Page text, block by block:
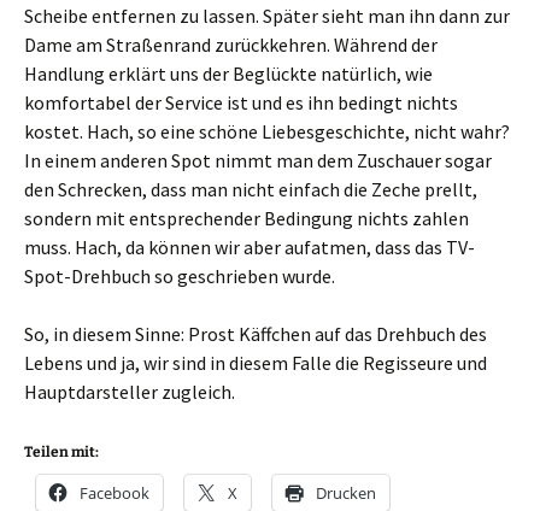
Scheibe entfernen zu lassen. Später sieht man ihn dann zur
Dame am Straßenrand zurückkehren. Während der
Handlung erklärt uns der Beglückte natürlich, wie
komfortabel der Service ist und es ihn bedingt nichts
kostet. Hach, so eine schöne Liebesgeschichte, nicht wahr?
In einem anderen Spot nimmt man dem Zuschauer sogar
den Schrecken, dass man nicht einfach die Zeche prellt,
sondern mit entsprechender Bedingung nichts zahlen
muss. Hach, da können wir aber aufatmen, dass das TV-
Spot-Drehbuch so geschrieben wurde.
So, in diesem Sinne: Prost Käffchen auf das Drehbuch des
Lebens und ja, wir sind in diesem Falle die Regisseure und
Hauptdarsteller zugleich.
Teilen mit:
Facebook X Drucken